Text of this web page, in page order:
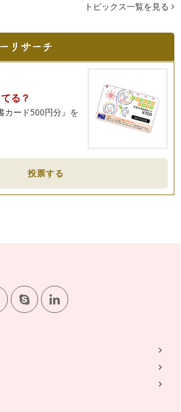
）苦手を打ち砕け！！
！ 野菜ソムリエの岩本 香です。 今回
子（現…
みよう♪②～実践編～
り春ですね♪ 皆さんこんにちは、野菜
す。 …
よう♪①～ねらい編～
たね！ こんにちは！ 野菜ソムリエの岩
～野菜ぎらい克服塾の現場から～
は！ 野菜ソムリエの岩本 香です。 も
たちにとっ…
日が続…
食べないステップ～
野菜ソムリエで二児の母、岩本 香で
親子で…
トピックス一覧を見る
る？
カード500円分』を
投票する